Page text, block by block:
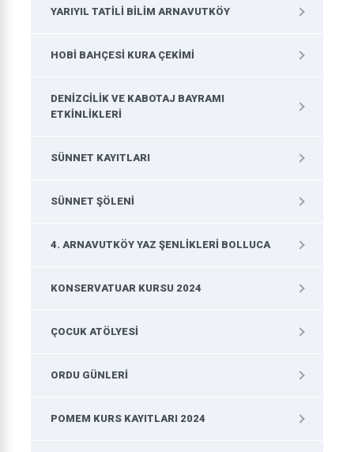
YARIYIL TATILI BILIM ARNAVUTKÖY
HOBI BAHÇESI KURA ÇEKIMI
DENIZCILIK VE KABOTAJ BAYRAMI
ETKINLIKLERI
SÜNNET KAYITLARI
SÜNNET ŞÖLENI
4. ARNAVUTKÖY YAZ ŞENLIKLERI BOLLUCA
KONSERVATUAR KURSU 2024
ÇOCUK ATÖLYESI
ORDU GÜNLERI
POMEM KURS KAYITLARI 2024